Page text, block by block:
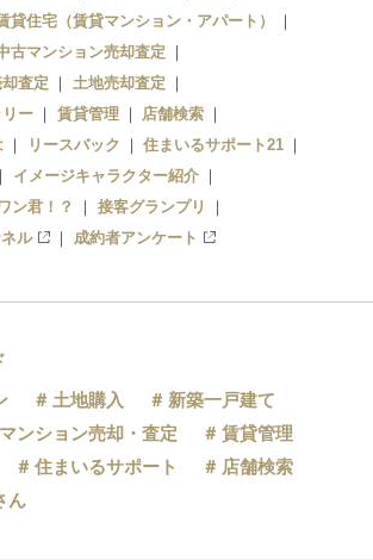
貸住宅（賃貸マンション・アパート）
古マンション売却査定
査定
土地売却査定
ー
賃貸管理
店舗検索
リースバック
住まいるサポート21
イメージキャラクター紹介
ン君！？
接客グランプリ
ル
成約者アンケート
土地購入
新築一戸建て
マンション売却・査定
賃貸管理
住まいるサポート
店舗検索
ん